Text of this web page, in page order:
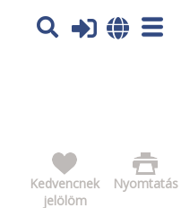
tájékoztatás itt:
Nyomtatás
Kedvencnek
jelölöm